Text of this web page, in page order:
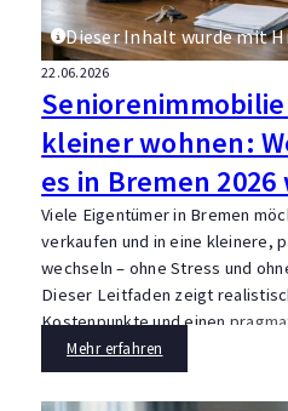
Dieser Inhalt wurde mit
22.06.2026
kleiner wohnen:
es in Bremen
Viele Eigentümer in Bremen
verkaufen und in eine kleinere,
wechseln – ohne Stress und
Dieser Leitfaden zeigt
Kostenpunkte und einen
Umzug im Alter.
Mehr erfahren